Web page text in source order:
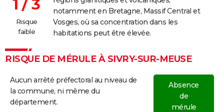
1 / 3
Risque
faible
notamment en Bretagne, Massif Central et
Vosges, où sa concentration dans les
habitations peut être élevée.
RISQUE DE MÉRULE À SIVRY-SUR-MEUSE
Aucun arrêté préfectoral au niveau de
la commune, ni même du
département.
Absence
de
mérule